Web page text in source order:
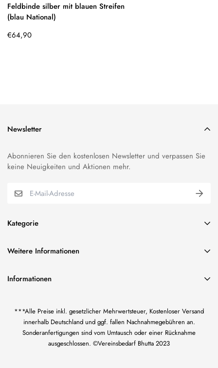
Feldbinde silber mit blauen Streifen
(blau National)
Regulärer
€64,90
Kategorie
BUNDESWEHR EFFEKTEN
ORDEN & ABZEICHEN
KORDELN/TRESSE & FRANSEN
US CIVIL WAR-EFFEKTEN
WK I KAISERREICH-EFFEKTEN
WEHRMACHT UNIFORM-EFFEKTEN
Newsletter
Abonnieren Sie den kostenlosen Newsletter und verpassen Sie
keine Neuigkeiten und Aktionen mehr.
Weitere Informationen
über uns
Widerrufsrecht
Datenschutzerklärung
Zahlung und Versand
Informationen
Inh. Bilal Bhutta
Götzenmühlweg 65
61350 Bad Homburg
***Alle Preise inkl. gesetzlicher Mehrwertsteuer, Kostenloser Versand
innerhalb Deutschland und ggf. fallen Nachnahmegebühren an.
Sonderanfertigungen sind vom Umtausch oder einer Rücknahme
ausgeschlossen. ©Vereinsbedarf Bhutta 2023